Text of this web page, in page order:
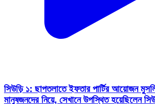
সিউড়ি ১: ছাপতলাতে ইফতার পার্টির আয়োজন
মানুষজনদের নিয়ে, সেখানে উপস্থিত হয়েছিলেন